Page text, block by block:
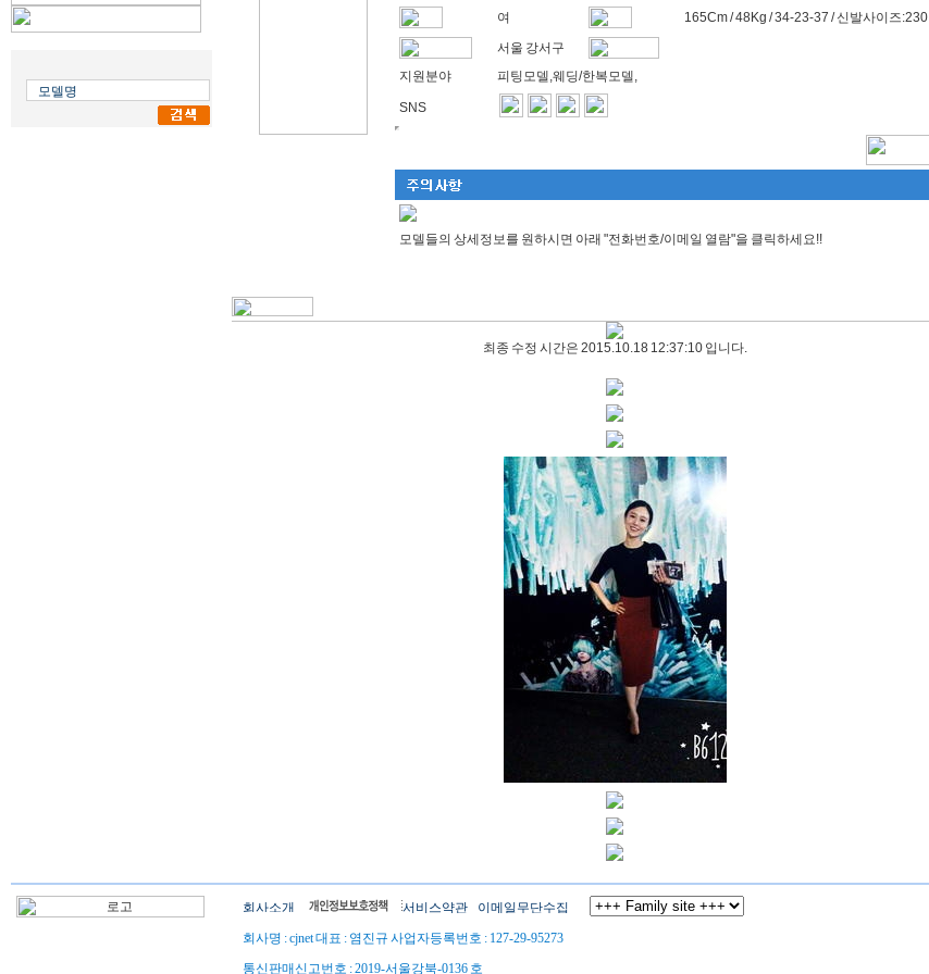
여
165Cm / 48Kg / 34-23-37 / 신발사이즈:230
서울 강서구
지원분야
피팅모델,웨딩/한복모델,
SNS
모델들의 상세정보를 원하시면 아래 "전화번호/이메일 열람"을 클릭하세요!!
최종 수정 시간은 2015.10.18 12:37:10 입니다.
회사명 : cjnet 대표 : 염진규 사업자등록번호 : 127-29-95273
통신판매신고번호 : 2019-서울강북-0136 호